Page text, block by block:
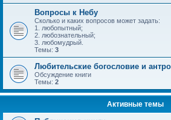
Вопросы к Небу
Сколько и каких вопросов может задать:
1. любопытный;
2. любознательный;
3. любомудрый.
Темы: 3
Любительские богословие и
Обсуждение книги
Темы: 2
Активные темы